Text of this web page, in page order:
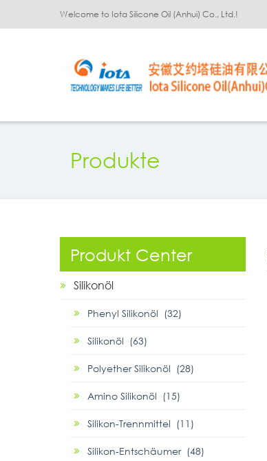
Welcome to Iota Silicone Oil (Anhui) Co., Ltd.!
Produkte
Produkt Center
Silikonöl
Phenyl Silikonöl (32)
Silikonöl (63)
Polyether Silikonöl (28)
Amino Silikonöl (15)
Silikon-Trennmittel (11)
Silikon-Entschäumer (48)